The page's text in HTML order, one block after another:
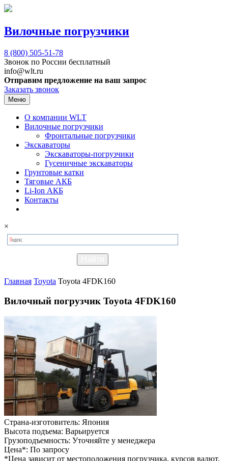
Вилочные погрузчики
8 (800) 505-51-78
Звонок по России бесплатный
info@wlt.ru
Отправим предложение на ваш запрос
Заказать звонок
Меню
О компании WLT
Вилочные погрузчики
Фронтальные погрузчики
Экскаваторы
Экскаваторы-погрузчики
Гусеничные экскаваторы
Грунтовые катки
Тяговые АКБ
Li-Ion АКБ
Контакты
×
Главная Toyota Toyota 4FDK160
Вилочный погрузчик Toyota 4FDK160
Страна-изготовитель: Япония
Высота подъема: Варьируется
Грузоподъемность: Уточняйте у менеджера
Цена*: По запросу
*Цена зависит от местоположения погрузчика, курсов валют,